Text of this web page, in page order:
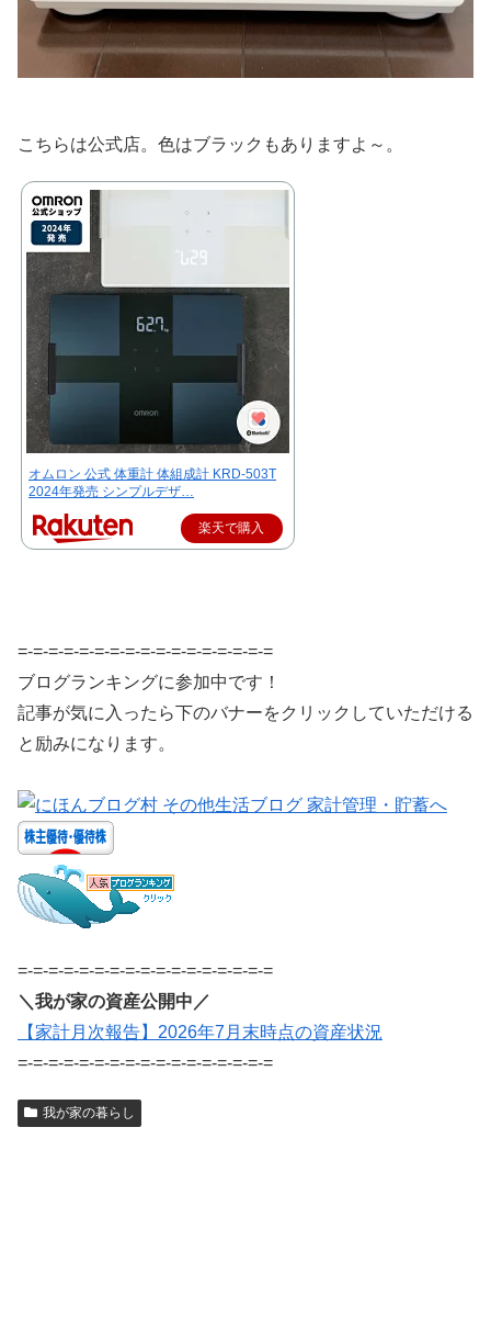
こちらは公式店。色はブラックもありますよ～。
オムロン 公式 体重計 体組成計 KRD-503T
2024年発売 シンプルデザ…
楽天で購入
=-=-=-=-=-=-=-=-=-=-=-=-=-=-=-=-=
ブログランキングに参加中です！
記事が気に入ったら下のバナーをクリックしていただける
と励みになります。
=-=-=-=-=-=-=-=-=-=-=-=-=-=-=-=-=
＼我が家の資産公開中／
【家計月次報告】2026年7月末時点の資産状況
=-=-=-=-=-=-=-=-=-=-=-=-=-=-=-=-=
我が家の暮らし